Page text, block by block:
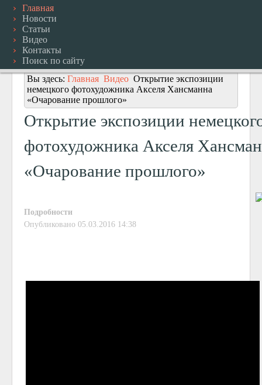
Главная
Новости
Статьи
Видео
Контакты
Поиск по сайту
Вы здесь: Главная Видео Открытие экспозиции
немецкого фотохудожника Акселя Хансманна
«Очарование прошлого»
Открытие экспозиции
фотохудожника Акселя
«Очарование прошлого»
Подробности
Опубликовано 05.03.2016 14:38